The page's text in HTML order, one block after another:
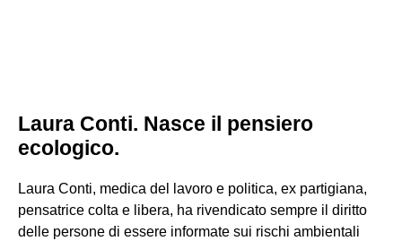
Laura Conti. Nasce il pensiero
ecologico.
Laura Conti, medica del lavoro e politica, ex partigiana,
pensatrice colta e libera, ha rivendicato sempre il diritto
delle persone di essere informate sui rischi ambientali